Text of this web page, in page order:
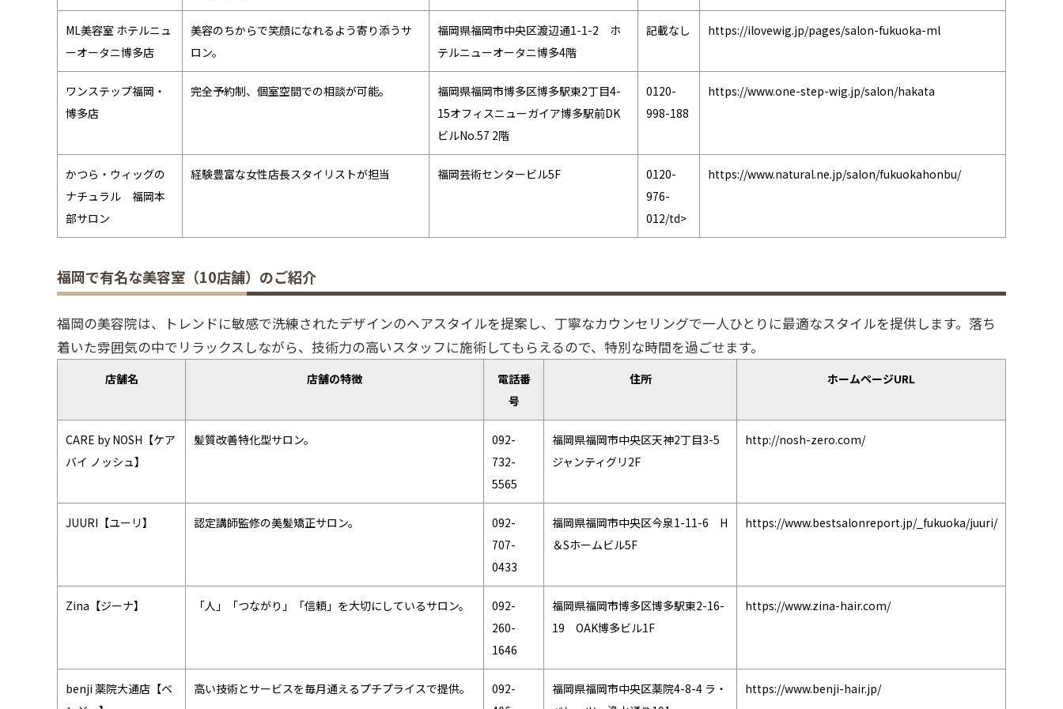
ML美容室 ホテルニュ
ーオータニ博多店
美容のちからで笑顔になれるよう寄り添うサ
ロン。
福岡県福岡市中央区渡辺通1-1-2 ホ
テルニューオータニ博多4階
記載なし https://ilovewig.jp/pages/salon-fukuoka-ml
ワンステップ福岡・
博多店
完全予約制、個室空間での相談が可能。
福岡県福岡市博多区博多駅東2丁目4-
15オフィスニューガイア博多駅前DK
ビルNo.57 2階
0120-
998-188
https://www.one-step-wig.jp/salon/hakata
かつら・ウィッグの
ナチュラル 福岡本
部サロン
経験豊富な女性店長スタイリストが担当 福岡芸術センタービル5F
0120-
976-
012/td>
https://www.natural.ne.jp/salon/fukuokahonbu/
福岡で有名な美容室（10店舗）のご紹介
福岡の美容院は、トレンドに敏感で洗練されたデザインのヘアスタイルを提案し、丁寧なカウンセリングで一人ひとりに最適なスタイルを提供します。落ち
着いた雰囲気の中でリラックスしながら、技術力の高いスタッフに施術してもらえるので、特別な時間を過ごせます。
店舗名 店舗の特徴
電話番
号
住所 ホームページURL
CARE by NOSH【ケア
バイ ノッシュ】
髪質改善特化型サロン。
092-
732-
5565
福岡県福岡市中央区天神2丁目3-5
ジャンティグリ2F
http://nosh-zero.com/
JUURI【ユーリ】 認定講師監修の美髪矯正サロン。
092-
707-
0433
福岡県福岡市中央区今泉1-11-6 H
＆Sホームビル5F
https://www.bestsalonreport.jp/_fukuoka/juuri/
Zina【ジーナ】 「人」「つながり」「信頼」を大切にしているサロン。
092-
260-
1646
福岡県福岡市博多区博多駅東2-16-
19 OAK博多ビル1F
https://www.zina-hair.com/
benji 薬院大通店【ベ
高い技術とサービスを毎月通えるプチプライスで提供。
092-
福岡県福岡市中央区薬院4-8-4 ラ・
https://www.benji-hair.jp/